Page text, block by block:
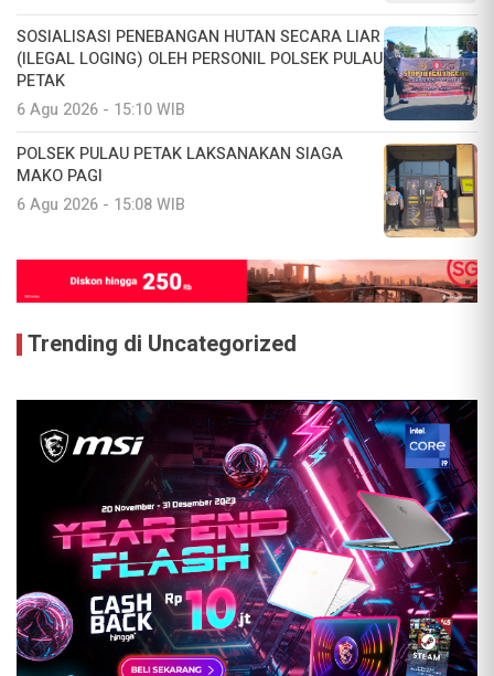
SOSIALISASI PENEBANGAN HUTAN SECARA LIAR
(ILEGAL LOGING) OLEH PERSONIL POLSEK PULAU
PETAK
6 Agu 2026 - 15:10 WIB
POLSEK PULAU PETAK LAKSANAKAN SIAGA
MAKO PAGI
6 Agu 2026 - 15:08 WIB
Trending di Uncategorized